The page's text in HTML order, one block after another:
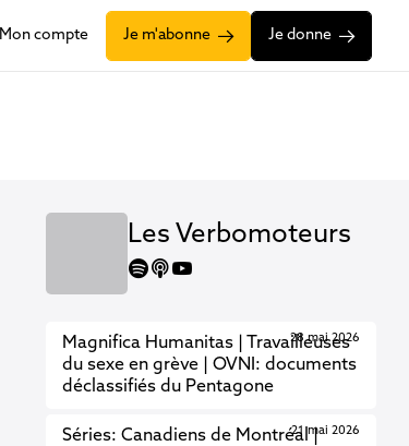
Mon compte Je m'abonne Je donne
Les Verbomoteurs
Magnifica Humanitas | Travailleuses
du sexe en grève | OVNI: documents
déclassifiés du Pentagone
28 mai 2026
Séries: Canadiens de Montréal |21 mai 2026